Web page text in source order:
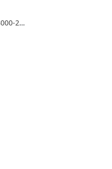
Ось балансира 603000-2918052